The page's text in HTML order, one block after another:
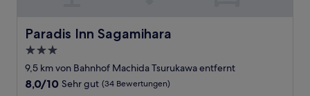
Paradis Inn Sagamihara
Paradis Inn Sagamihara
3.0-
Sterne-
Unterkunft
9,5 km von Bahnhof Machida Tsurukawa entfernt
8.0
8,0/10 Sehr gut (34 Bewertungen)